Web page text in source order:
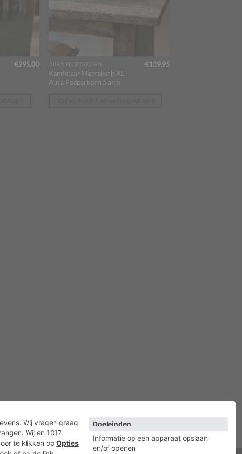
€295,00 AURA PEEPERKORN
Kandelaar Marrakech XL
Aura Peeperkorn 5 arm
€139,95